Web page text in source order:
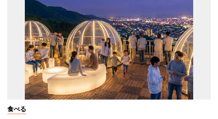
食べる